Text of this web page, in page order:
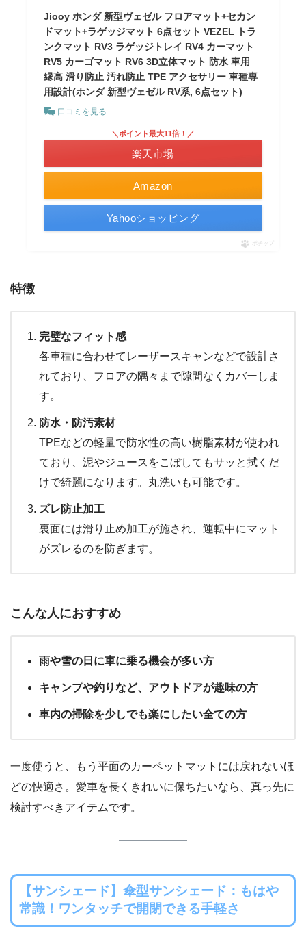
Jiooy ホンダ 新型ヴェゼル フロアマット+セカン
ドマット+ラゲッジマット 6点セット VEZEL トラ
ンクマット RV3 ラゲッジトレイ RV4 カーマット
RV5 カーゴマット RV6 3D立体マット 防水 車用
縁高 滑り防止 汚れ防止 TPE アクセサリー 車種専
用設計(ホンダ 新型ヴェゼル RV系, 6点セット)
口コミを見る
Amazon
＼ポイント最大11倍！／
楽天市場
Yahooショッピング
ポチップ
特徴
完璧なフィット感
各車種に合わせてレーザースキャンなどで設計さ
れており、フロアの隅々まで隙間なくカバーしま
す。
防水・防汚素材
TPEなどの軽量で防水性の高い樹脂素材が使われ
ており、泥やジュースをこぼしてもサッと拭くだ
けで綺麗になります。丸洗いも可能です。
ズレ防止加工
裏面には滑り止め加工が施され、運転中にマット
がズレるのを防ぎます。
こんな人におすすめ
雨や雪の日に車に乗る機会が多い方
キャンプや釣りなど、アウトドアが趣味の方
車内の掃除を少しでも楽にしたい全ての方
一度使うと、もう平面のカーペットマットには戻れないほ
どの快適さ。愛車を長くきれいに保ちたいなら、真っ先に
検討すべきアイテムです。
【サンシェード】傘型サンシェード：もはや
常識！ワンタッチで開閉できる手軽さ